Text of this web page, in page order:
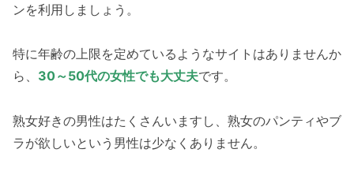
ンを利用しましょう。
特に年齢の上限を定めているようなサイトはありませんか
ら、 30～50代の女性でも大丈夫です。
熟女好きの男性はたくさんいますし、熟女のパンティやブ
ラが欲しいという男性は少なくありません。